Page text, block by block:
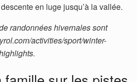
en luge jusqu’à la vallée.
randonnées hivernales sont
activities/sport/winter-